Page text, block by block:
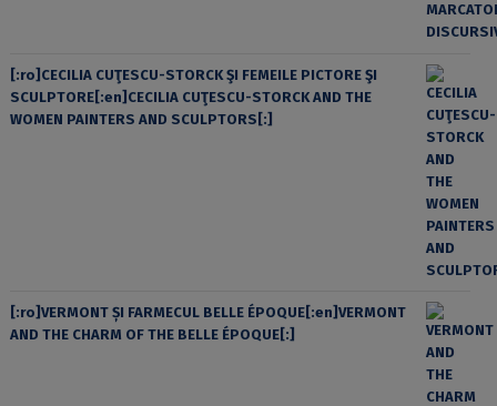
[:ro]CECILIA CUŢESCU-STORCK ŞI FEMEILE PICTORE ŞI
SCULPTORE[:en]CECILIA CUŢESCU-STORCK AND THE
WOMEN PAINTERS AND SCULPTORS[:]
[:ro]VERMONT ȘI FARMECUL BELLE ÉPOQUE[:en]VERMONT
AND THE CHARM OF THE BELLE ÉPOQUE[:]